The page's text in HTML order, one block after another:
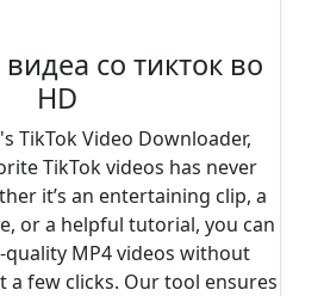
со тикток во
HD
TikTok Video Downloader,
TikTok videos has never
it’s an entertaining clip, a
or a helpful tutorial, you can
MP4 videos without
a few clicks. Our tool ensures